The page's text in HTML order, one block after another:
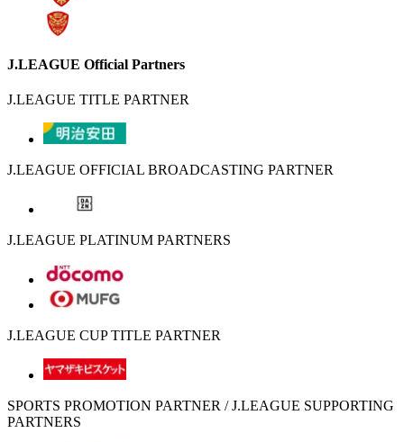
J.LEAGUE Official Partners
J.LEAGUE TITLE PARTNER
J.LEAGUE OFFICIAL BROADCASTING PARTNER
J.LEAGUE PLATINUM PARTNERS
J.LEAGUE CUP TITLE PARTNER
SPORTS PROMOTION PARTNER / J.LEAGUE SUPPORTING
PARTNERS